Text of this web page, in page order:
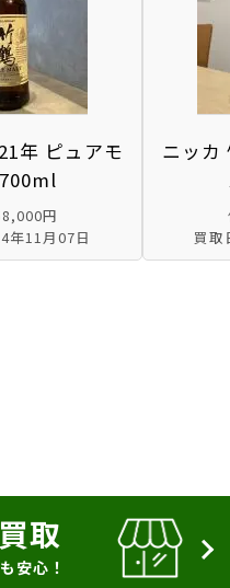
年 ピュアモ
円
年11月07日
ニッカ
買取
取
安心！